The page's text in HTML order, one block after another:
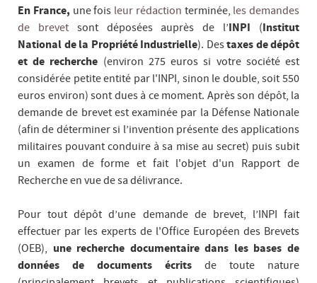
En France, une fois leur rédaction terminée, les demandes
de brevet sont déposées auprès de l’INPI (Institut
National de la Propriété Industrielle). Destaxes de dépôt
et de recherche (environ 275 euros si votre société est
considérée petite entité par l'INPI, sinon le double, soit 550
euros environ) sont dues à ce moment. Après son dépôt, la
demande de brevet est examinée par la Défense Nationale
(afin de déterminer si l’invention présente des applications
militaires pouvant conduire à sa mise au secret) puis subit
un examen de forme et fait l'objet d'un Rapport de
Recherche en vue de sa délivrance.
Pour tout dépôt d’une demande de brevet, l’INPI fait
effectuer par les experts de l'Office Européen des Brevets
(OEB), une recherche documentaire dans les bases de
données de documents écrits de toute nature